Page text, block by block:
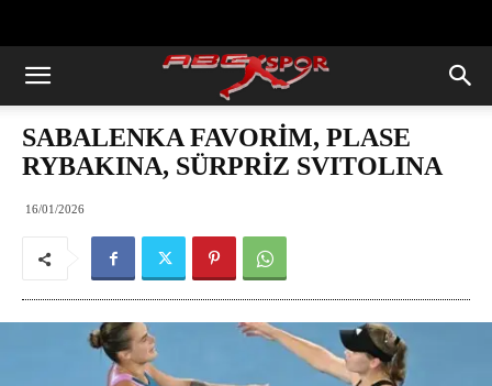
SABALENKA FAVORİM, PLASE
RYBAKINA, SÜRPRİZ SVITOLINA
16/01/2026